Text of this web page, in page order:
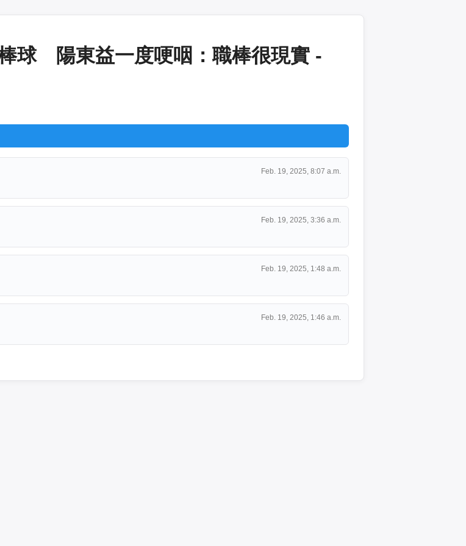
球 陽東益一度哽咽：職棒很現實 -
Feb. 19, 2025, 8:07 a.m.
Feb. 19, 2025, 3:36 a.m.
Feb. 19, 2025, 1:48 a.m.
Feb. 19, 2025, 1:46 a.m.